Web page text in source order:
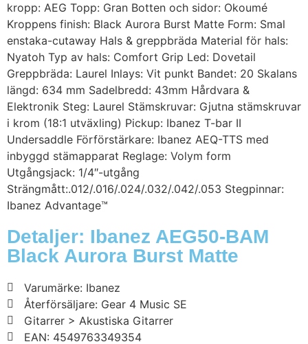
kropp: AEG Topp: Gran Botten och sidor: Okoumé
Kroppens finish: Black Aurora Burst Matte Form: Smal
enstaka-cutaway Hals & greppbräda Material för hals:
Nyatoh Typ av hals: Comfort Grip Led: Dovetail
Greppbräda: Laurel Inlays: Vit punkt Bandet: 20 Skalans
längd: 634 mm Sadelbredd: 43mm Hårdvara &
Elektronik Steg: Laurel Stämskruvar: Gjutna stämskruvar
i krom (18:1 utväxling) Pickup: Ibanez T-bar II
Undersaddle Förförstärkare: Ibanez AEQ-TTS med
inbyggd stämapparat Reglage: Volym form
Utgångsjack: 1/4″-utgång
Strängmått:.012/.016/.024/.032/.042/.053 Stegpinnar:
Ibanez Advantage™
Detaljer: Ibanez AEG50-BAM
Black Aurora Burst Matte
Varumärke: Ibanez
Återförsäljare: Gear 4 Music SE
Gitarrer > Akustiska Gitarrer
EAN: 4549763349354